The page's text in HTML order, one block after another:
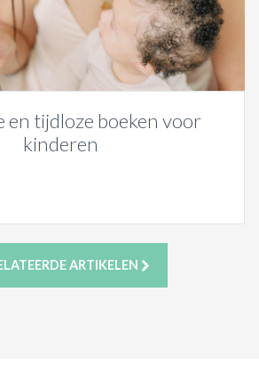
en tijdloze boeken voor
kinderen
ARTIKELEN